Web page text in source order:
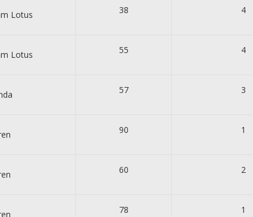
Lotus 38 4
Lotus 55 4
57 3
90 1
60 2
78 1